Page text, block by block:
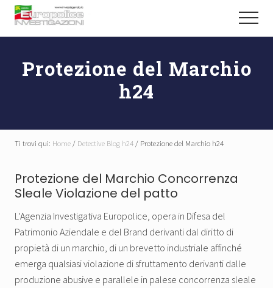
Menu
Passa
contenuto
Passa
piè
pagina
Abili
Investigano
Menu
Protezione del Marchio
h24
Ti trovi qui: Home / Detective Blog h24 / Protezione del Marchio h24
Protezione del Marchio Concorrenza
Sleale Violazione del patto
L’Agenzia Investigativa Europolice, opera in Difesa del
Patrimonio Aziendale e del Brand derivanti dal diritto di
propietà di un marchio, di un brevetto industriale affinché
emerga qualsiasi violazione di sfruttamento derivanti dalle
produzione abusive e parallele in palese concorrenza sleale